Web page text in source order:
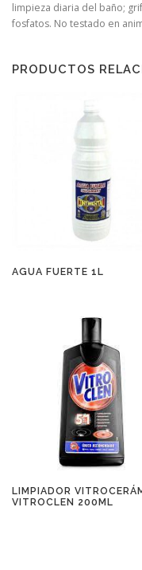
limpieza diaria del baño;
fosfatos. No testado en
PRODUCTOS
AGUA FUERTE 1L
LIMPIADOR
VITROCLEN 200ML